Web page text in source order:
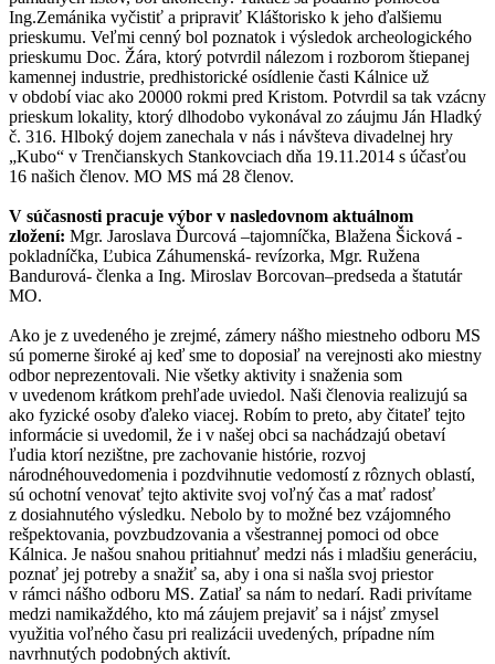
Ing.Zemánika vyčistiť a pripraviť Kláštorisko k jeho ďalšiemu
prieskumu. Veľmi cenný bol poznatok i výsledok archeologického
prieskumu Doc. Žára, ktorý potvrdil nálezom i rozborom štiepanej
kamennej industrie, predhistorické osídlenie časti Kálnice už
v období viac ako 20000 rokmi pred Kristom. Potvrdil sa tak vzácny
prieskum lokality, ktorý dlhodobo vykonával zo záujmu Ján Hladký
č. 316. Hlboký dojem zanechala v nás i návšteva divadelnej hry
„Kubo“ v Trenčianskych Stankovciach dňa 19.11.2014 s účasťou
16 našich členov. MO MS má 28 členov.
V súčasnosti pracuje výbor v nasledovnom aktuálnom
zložení: Mgr. Jaroslava Ďurcová –tajomníčka, Blažena Šicková -
pokladníčka, Ľubica Záhumenská- revízorka, Mgr. Ružena
Bandurová- členka a Ing. Miroslav Borcovan–predseda a štatutár
MO.
Ako je z uvedeného je zrejmé, zámery nášho miestneho odboru MS
sú pomerne široké aj keď sme to doposiaľ na verejnosti ako miestny
odbor neprezentovali. Nie všetky aktivity i snaženia som
v uvedenom krátkom prehľade uviedol. Naši členovia realizujú sa
ako fyzické osoby ďaleko viacej. Robím to preto, aby čitateľ tejto
informácie si uvedomil, že i v našej obci sa nachádzajú obetaví
ľudia ktorí nezištne, pre zachovanie histórie, rozvoj
národnéhouvedomenia i pozdvihnutie vedomostí z rôznych oblastí,
sú ochotní venovať tejto aktivite svoj voľný čas a mať radosť
z dosiahnutého výsledku. Nebolo by to možné bez vzájomného
rešpektovania, povzbudzovania a všestrannej pomoci od obce
Kálnica. Je našou snahou pritiahnuť medzi nás i mladšiu generáciu,
poznať jej potreby a snažiť sa, aby i ona si našla svoj priestor
v rámci nášho odboru MS. Zatiaľ sa nám to nedarí. Radi privítame
medzi namikaždého, kto má záujem prejaviť sa i nájsť zmysel
využitia voľného času pri realizácii uvedených, prípadne ním
navrhnutých podobných aktivít.